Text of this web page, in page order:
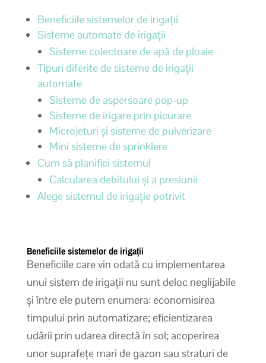
Beneficiile sistemelor de irigații
Sisteme automate de irigații
Sisteme colectoare de apă de ploaie
Tipuri diferite de sisteme de irigații
automate
Sisteme de aspersoare pop-up
Sisteme de irigare prin picurare
Microjeturi și sisteme de pulverizare
Mini sisteme de sprinklere
Cum să planifici sistemul
Calcularea debitului și a presiunii
Alege sistemul de irigație potrivit
Beneficiile sistemelor de irigații
Beneficiile care vin odată cu implementarea
unui sistem de irigații nu sunt deloc neglijabile
și între ele putem enumera: economisirea
timpului prin automatizare; eficientizarea
udării prin udarea directă în sol; acoperirea
unor suprafețe mari de gazon sau straturi de